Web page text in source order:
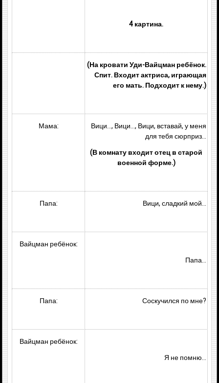
4 картина.
(На кровати Уди-Вайцман ребёнок.
Спит. Входит актриса, играющая
его мать. Подходит к нему.)
Мама:
Вици…, Вици…, Вици, вставай, у меня
для тебя сюрприз…
(В комнату входит отец в старой
военной форме.)
Папа: Вици, сладкий мой…
Вайцман ребёнок:
Папа…
Папа: Соскучился по мне?
Вайцман ребёнок:
Я не помню…